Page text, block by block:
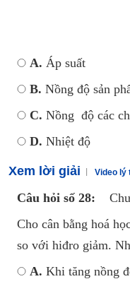
A. Áp suất
B. Nồng độ sản
C. Nồng độ các
D. Nhiệt độ
Xem lời giải Video lý
Câu hỏi số 28:
Cho cân bằng hoá
so với hiđro giảm.
A. Khi tăng nồng